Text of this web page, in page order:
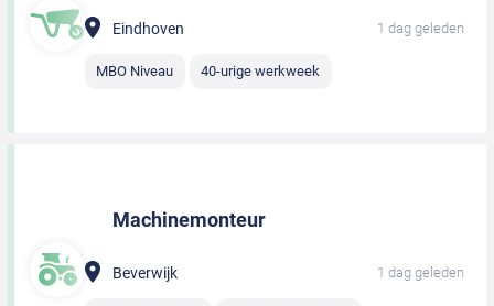
Eindhoven 1 dag geleden
MBO Niveau 40-urige werkweek
Machinemonteur
Beverwijk 1 dag geleden